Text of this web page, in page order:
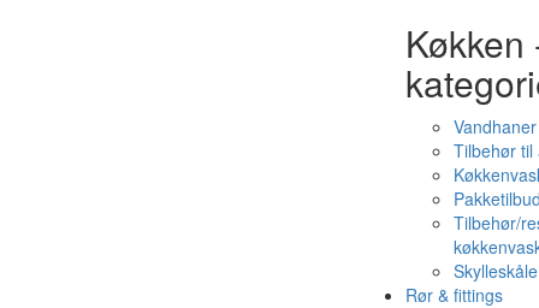
Køkken
Vandhaner
Tilbehør
Tilbehør/
Rør & fittings